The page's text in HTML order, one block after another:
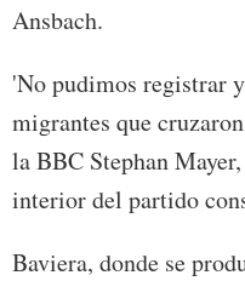
Ansbach.
'No pudimos registrar
migrantes que
la BBC Stephan
interior del partido
Baviera, donde se